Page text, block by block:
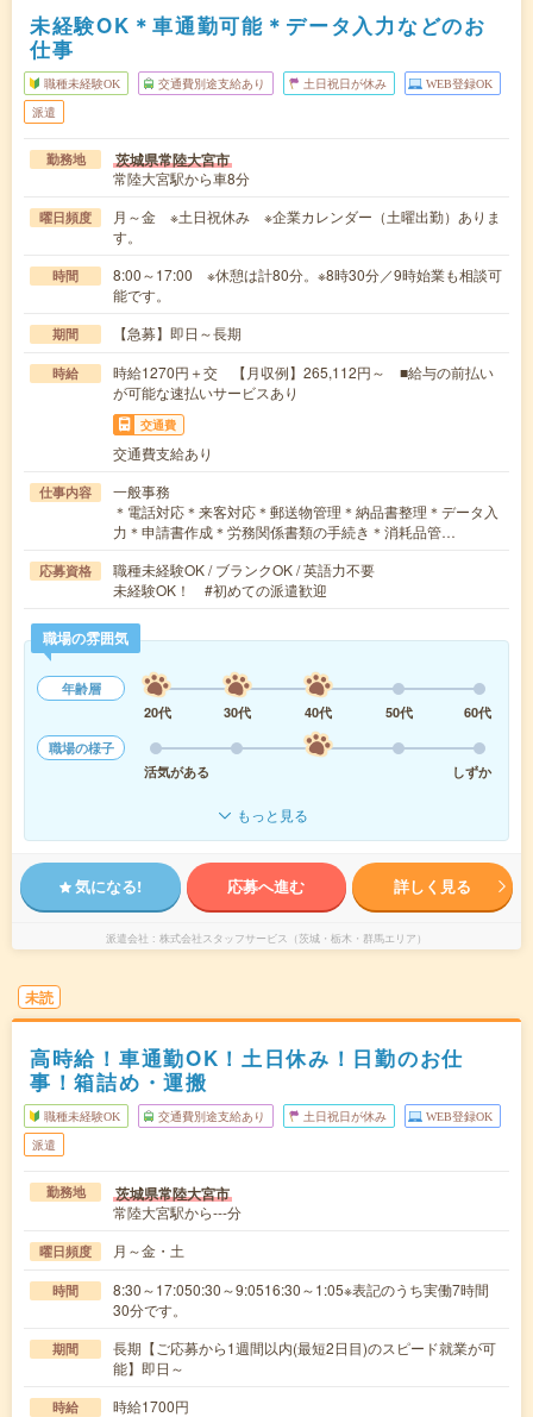
未経験OK＊車通勤可能＊データ入力などのお
仕事
職種未経験OK 交通費別途支給あり 土日祝日が休み WEB登録OK
派遣
勤務地 茨城県常陸大宮市
常陸大宮駅から車8分
曜日頻度
月～金 ※土日祝休み ※企業カレンダー（土曜出勤）ありま
す。
時間
8:00～17:00 ※休憩は計80分。※8時30分／9時始業も相談可
能です。
期間 【急募】即日～長期
時給
時給1270円＋交 【月収例】265,112円～ ■給与の前払い
が可能な速払いサービスあり
交通費
交通費支給あり
仕事内容
一般事務
＊電話対応＊来客対応＊郵送物管理＊納品書整理＊データ入
力＊申請書作成＊労務関係書類の手続き＊消耗品管…
応募資格
職種未経験OK / ブランクOK / 英語力不要
未経験OK！ #初めての派遣歓迎
職場の雰囲気
年齢層
20代
30代 40代 50代
60代
職場の様子
活気がある
しずか
もっと見る
気になる! 応募へ進む 詳しく見る
派遣会社 株式会社スタッフサービス（茨城・栃木・群馬エリア）
未読
高時給！車通勤OK！土日休み！日勤のお仕
事！箱詰め・運搬
職種未経験OK 交通費別途支給あり 土日祝日が休み WEB登録OK
派遣
勤務地 茨城県常陸大宮市
常陸大宮駅から---分
曜日頻度 月～金・土
時間
8:30～17:050:30～9:0516:30～1:05※表記のうち実働7時間
30分です。
期間
長期【ご応募から1週間以内(最短2日目)のスピード就業が可
能】即日～
時給 時給1700円